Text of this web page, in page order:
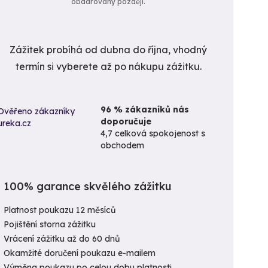
Zážitek probíhá od dubna do října, vhodný
termín si vyberete až po nákupu zážitku.
96 % zákazníků nás
doporučuje
4,7 celková spokojenost s
obchodem
100% garance skvělého zážitku
Platnost poukazu 12 měsíců
Pojištění storna zážitku
Vrácení zážitku až do 60 dnů
Okamžité doručení poukazu e-mailem